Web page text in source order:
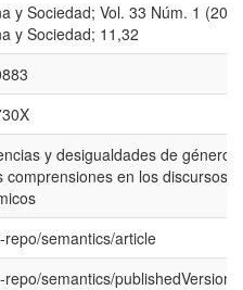
y Sociedad; Vol. 33 Núm. 1
y Sociedad; 11,32
y desigualdades de género:
comprensiones en los discursos
repo/semantics/article
semantics/publishedVersion